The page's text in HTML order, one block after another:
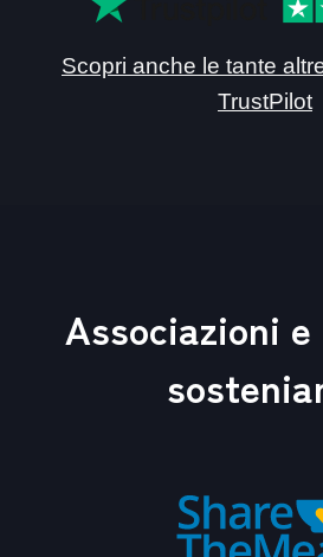
Scopri anche le tante
TrustPilot
Associazioni